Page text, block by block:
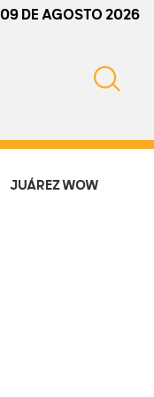
09 DE AGOSTO 2026
JUÁREZ WOW